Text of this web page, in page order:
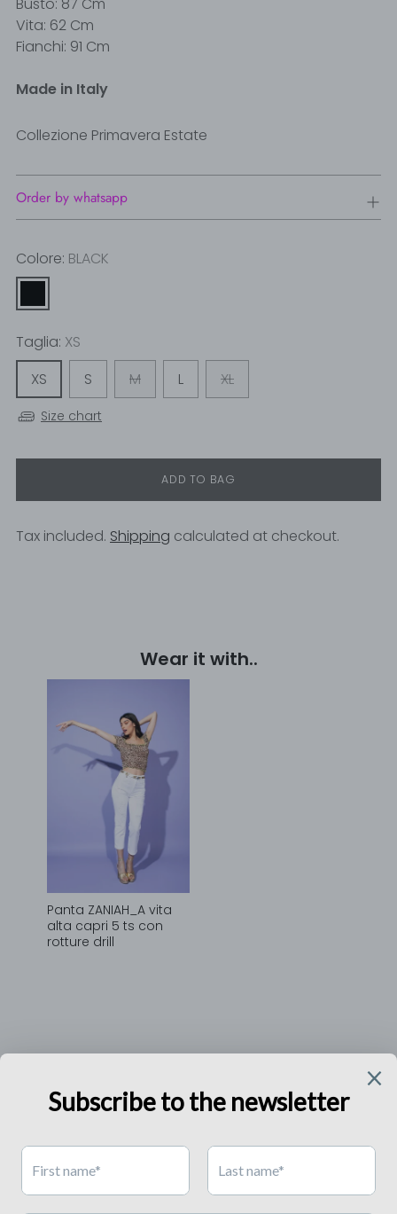
Vita: 62 Cm
Fianchi: 91 Cm
Made in Italy
Collezione Primavera Estate
Order by whatsapp
Colore: BLACK
Taglia: XS
XS
S M L XL
Size chart
ADD TO BAG
Tax included. Shipping calculated at checkout.
Wear it with..
Panta ZANIAH_A vita
alta capri 5 ts con
rotture drill
RELISH'S WORLD